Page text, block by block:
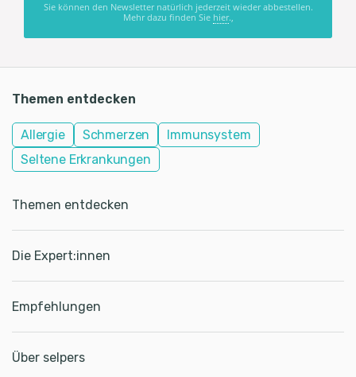
Sie können den Newsletter natürlich jederzeit wieder abbestellen.
Mehr dazu finden Sie hier.,
Themen entdecken
Allergie Schmerzen
Immunsystem
Seltene Erkrankungen
Themen entdecken
Die Expert:innen
Empfehlungen
Partner:innen
Auszeichnungen
Über selpers
Qualität